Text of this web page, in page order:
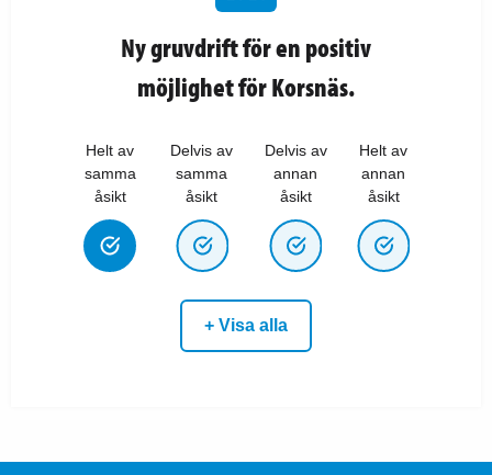
Ny gruvdrift för en positiv
möjlighet för Korsnäs.
Helt av
samma
åsikt
Delvis av
samma
åsikt
Delvis av
annan
åsikt
Helt av
annan
åsikt
+ Visa alla